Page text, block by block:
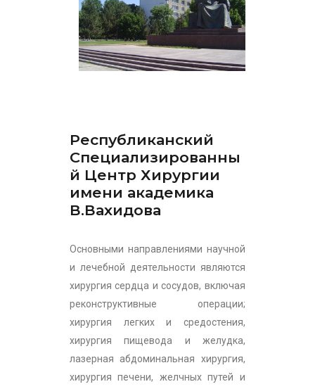
Республиканский
Специализированны
й Центр Хирургии
имени академика
В.Вахидова
Основными направлениями научной
и лечебной деятельности являются
хирургия сердца и сосудов, включая
реконструктивные операции;
хирургия легких и средостения,
хирургия пищевода и желудка,
лазерная абдоминальная хирургия,
хирургия печени, желчных путей и